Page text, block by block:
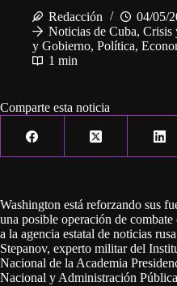
Redacción
04/05/
Noticias de Cuba, Crisis
y Gobierno, Política,
1 min
Comparte esta noticia
Washington está reforzando sus
una posible operación de
a la agencia estatal de noticias
Stepanov, experto militar del
Nacional de la Academia
Nacional y Administración